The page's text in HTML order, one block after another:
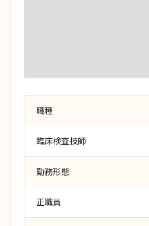
ときわ会グループは、福島県いわき市を中心に
職種
臨床検査技師
勤務形態
正職員